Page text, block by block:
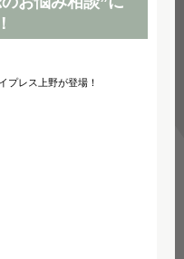
プレス上野が登場！